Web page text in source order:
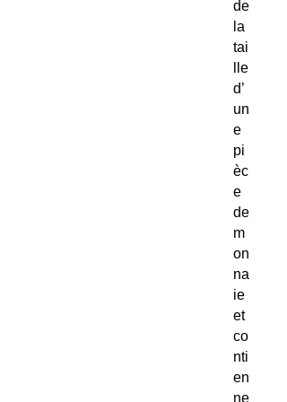
de
la
tai
lle
d’
un
e
pi
èc
e
de
m
on
na
ie
et
co
nti
en
ne